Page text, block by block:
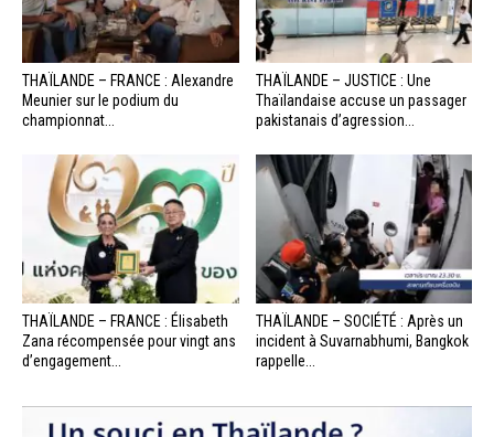
THAÏLANDE – FRANCE : Alexandre
Meunier sur le podium du
championnat...
THAÏLANDE – JUSTICE : Une
Thaïlandaise accuse un passager
pakistanais d’agression...
THAÏLANDE – FRANCE : Élisabeth
Zana récompensée pour vingt ans
d’engagement...
THAÏLANDE – SOCIÉTÉ : Après un
incident à Suvarnabhumi, Bangkok
rappelle...